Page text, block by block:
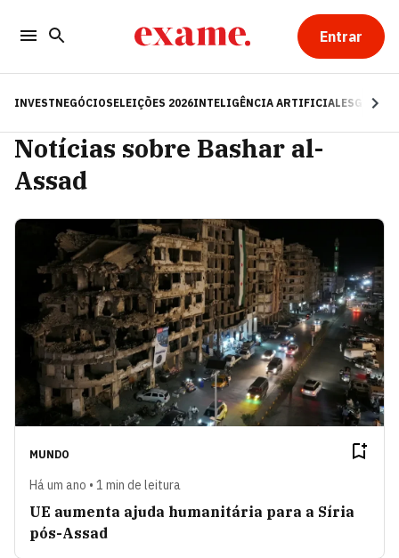
Entrar
INVESTNEGÓCIOSELEIÇÕES 2026INTELIGÊNCIA ARTIFICIALESG
Notícias sobre Bashar al-
Assad
MUNDO
Há um ano • 1 min de leitura
UE aumenta ajuda humanitária para a Síria
pós-Assad